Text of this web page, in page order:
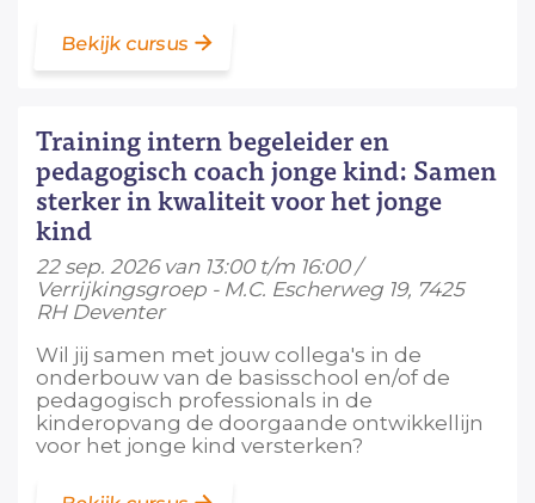
Bekijk cursus
Training intern begeleider en
pedagogisch coach jonge kind: Samen
sterker in kwaliteit voor het jonge
kind
22 sep. 2026 van 13:00 t/m 16:00 /
Verrijkingsgroep - M.C. Escherweg 19, 7425
RH Deventer
Wil jij samen met jouw collega's in de
onderbouw van de basisschool en/of de
pedagogisch professionals in de
kinderopvang de doorgaande ontwikkellijn
voor het jonge kind versterken?